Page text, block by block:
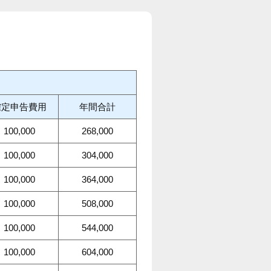
申告費用 年間合計
100,000 268,000
100,000 304,000
100,000 364,000
100,000 508,000
100,000 544,000
100,000 604,000